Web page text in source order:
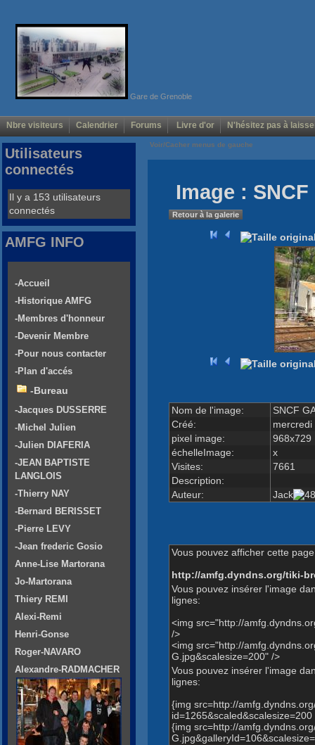
Gare de Grenoble
Nbre visiteurs Calendrier Forums Livre d'or N'hésitez pas à
Voir/Cacher menus de gauche
Image :
Retour à la galerie
Nom de l'image:
SNCF
Créé:
pixel image:
968x729
échelleImage:
x
Visites:
7661
Description:
Auteur:
Jack
Vous pouvez afficher cette
http://amfg.dyndns.org/tiki-
Vous pouvez insérer l'image
lignes:
<img src="http://
/>
<img src="http://
G.jpg&scalesize=200" />
Vous pouvez insérer l'image
lignes:
{img src=http://
id=1265&scaled&scalesize=200
{img src=http://
Utilisateurs
connectés
Il y a 153 utilisateurs
connectés
AMFG INFO
-Accueil
-Historique AMFG
-Membres d'honneur
-Devenir Membre
-Pour nous contacter
-Plan d'accés
-Bureau
-Jacques DUSSERRE
-Michel Julien
-Julien DIAFERIA
-JEAN BAPTISTE
LANGLOIS
-Thierry NAY
-Bernard BERISSET
-Pierre LEVY
-Jean frederic Gosio
Anne-Lise Martorana
Jo-Martorana
Thiery REMI
Alexi-Remi
Henri-Gonse
Roger-NAVARO
Alexandre-RADMACHER